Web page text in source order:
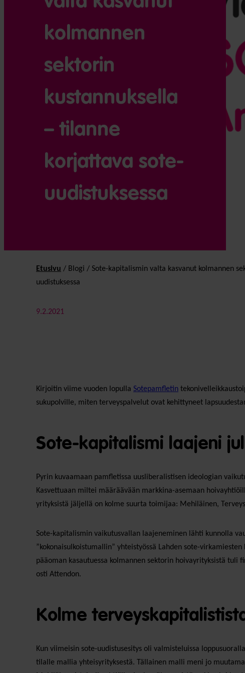
kolmannen
sektorin
kustannuksella
– tilanne
korjattava sote-
uudistuksessa
Etusivu / Blogi / Sote-kapitalismin valta kasvanut kolmannen
uudistuksessa
9.2.2021
Kirjoitin viime vuoden lopulla Sotepamfletin
sukupolville, miten terveyspalvelut ovat kehittyneet
Sote-kapitalismi laajeni
Pyrin kuvaamaan pamfletissa uusliberalistisen ideologian
Kasvettuaan miltei määräävään markkina-asemaan
yrityksistä jäljellä on kolme suurta toimijaa: Mehiläinen,
Sote-kapitalismin vaikutusvallan laajeneminen lähti kunnolla
”kokonaisulkoistumallin” yhteistyössä Lahden sote-
pääoman kasautuessa kolmannen sektorin hoivayrityksistä
osti Attendon.
Kolme
Kun viimeisin sote-uudistusesitys oli valmisteluissa
tilalle mallia yhteisyrityksestä. Tällainen malli meni jo